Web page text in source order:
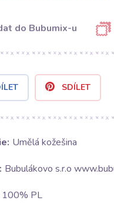
do Bubumix-u
SDÍLET
Umělá kožešina
Bubulákovo s.r.o
100% PL